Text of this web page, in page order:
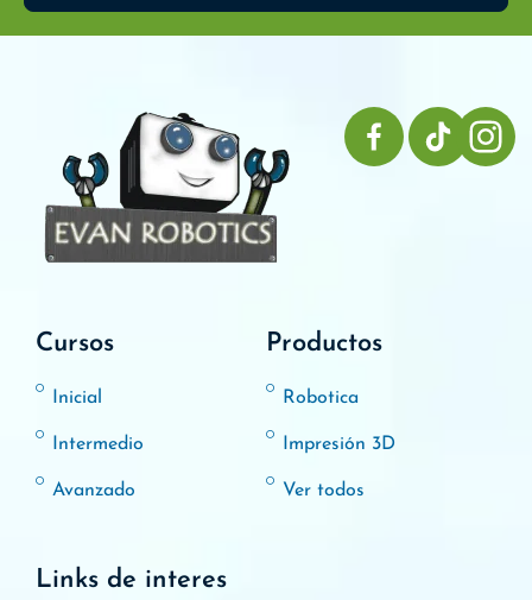
Cursos
Inicial
Intermedio
Avanzado
Productos
Robotica
Impresión 3D
Ver todos
Links de interes